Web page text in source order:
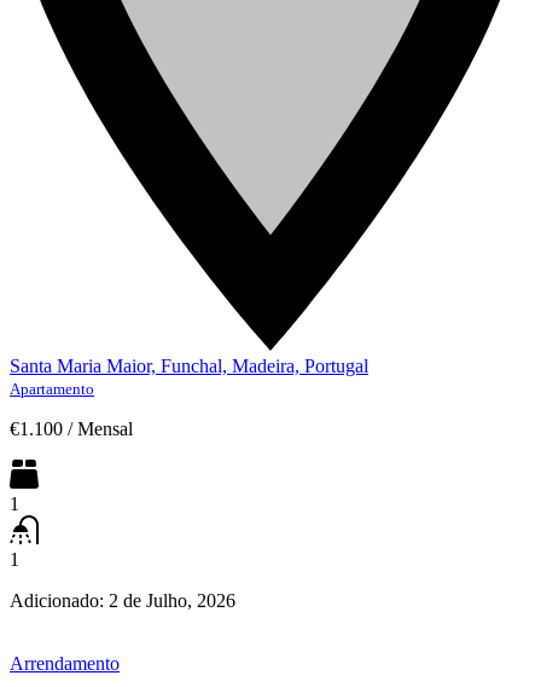
Santa Maria Maior, Funchal, Madeira, Portugal
Apartamento
€1.100 / Mensal
1
1
Adicionado: 2 de Julho, 2026
Arrendamento